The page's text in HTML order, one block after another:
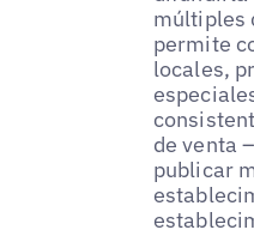
múltiples
permite
locales,
de venta
publicar